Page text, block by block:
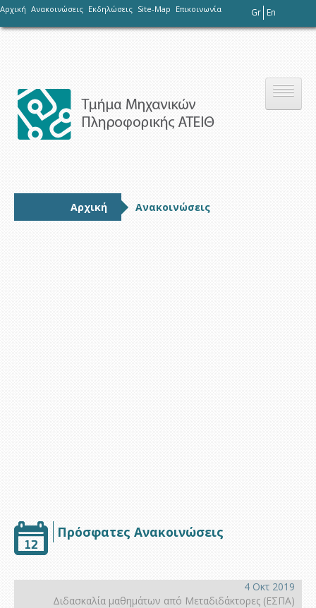
-
Αρχική Ανακοινώσεις Εκδηλώσεις Site-Map Επικοινωνία Gr En
Αρχική Ανακοινώσεις
Πρόσφατες Ανακοινώσεις
4 Οκτ 2019
Διδασκαλία μαθημάτων από Μεταδιδάκτορες (ΕΣΠΑ)